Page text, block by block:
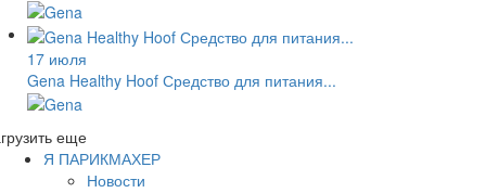
17 июля
Gena Healthy Hoof Средство для питания...
еще
Я ПАРИКМАХЕР
Новости